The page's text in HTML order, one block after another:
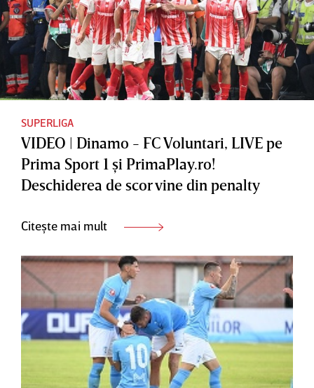
SUPERLIGA
VIDEO | Dinamo - FC Voluntari, LIVE pe
Prima Sport 1 şi PrimaPlay.ro!
Deschiderea de scor vine din penalty
Citește mai mult